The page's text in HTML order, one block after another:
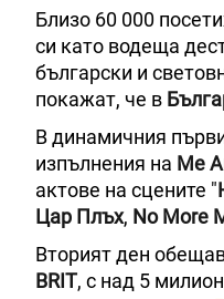
Близо 60 000
си като водеща
български и
покажат, че в
В динамичния
изпълнения на Me
актове на сцените "
Цар Плъх, No More
Вторият ден
BRIT, с над 5